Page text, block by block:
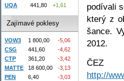
podívali
který z
šance.
2012.
http://
UQA
441,80 +1,61
Zajímavé poklesy
VOW3 1 800,00
-5,06
CSG
441,60
-4,62
CTP
361,20
-3,42
MATTE
18 600,00
-3,13
PEN
6,40 -3,03